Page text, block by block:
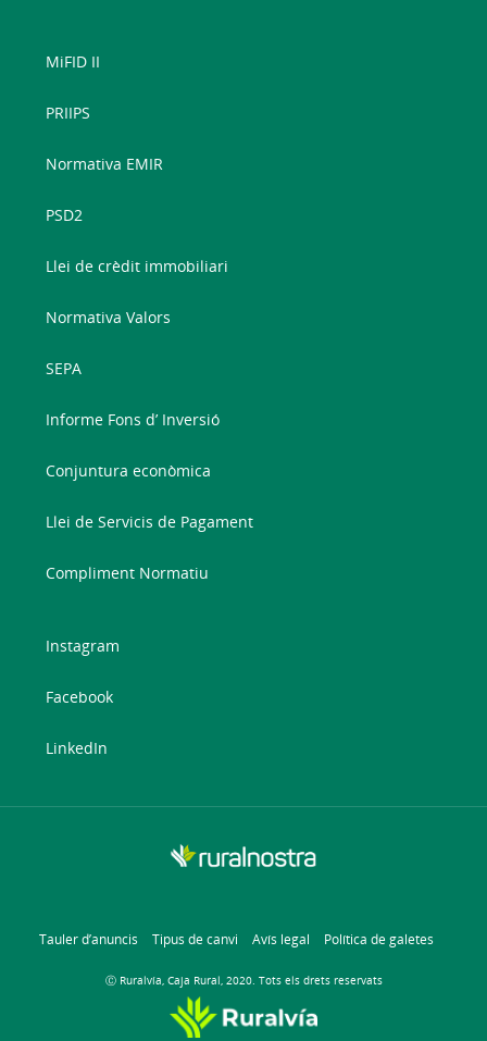
MiFID II
PRIIPS
Normativa EMIR
PSD2
Llei de crèdit immobiliari
Normativa Valors
SEPA
Informe Fons d’ Inversió
Conjuntura econòmica
Llei de Servicis de Pagament
Compliment Normatiu
Instagram
Facebook
LinkedIn
Tauler d’anuncis Tipus de canvi Avís legal Política de galetes
Ⓒ Ruralvía, Caja Rural, 2020. Tots els drets reservats